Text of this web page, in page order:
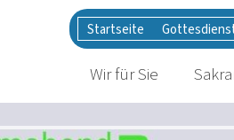
Startseite
Wir für Sie